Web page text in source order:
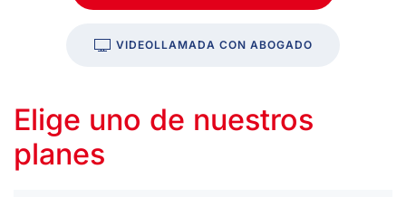
VIDEOLLAMADA CON ABOGADO
Elige uno de nuestros
planes